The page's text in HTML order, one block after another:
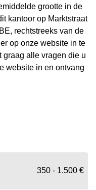
grootte in de
kantoor op Marktstraat
rechtstreeks van de
op onze website in te
graag alle vragen die u
website in en ontvang
350 - 1.500 €